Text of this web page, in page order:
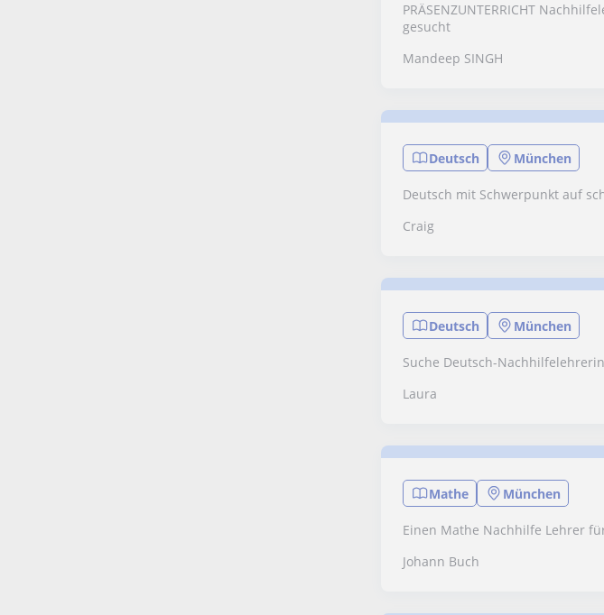
Mandeep SINGH
PRÄSENZUNTERRICHT
gesucht
Deutsch München
Craig
Deutsch mit Schwerpunkt auf
Deutsch München
Laura
Suche Deutsch-
Mathe München
Johann Buch
Einen Mathe Nachhilfe Lehrer